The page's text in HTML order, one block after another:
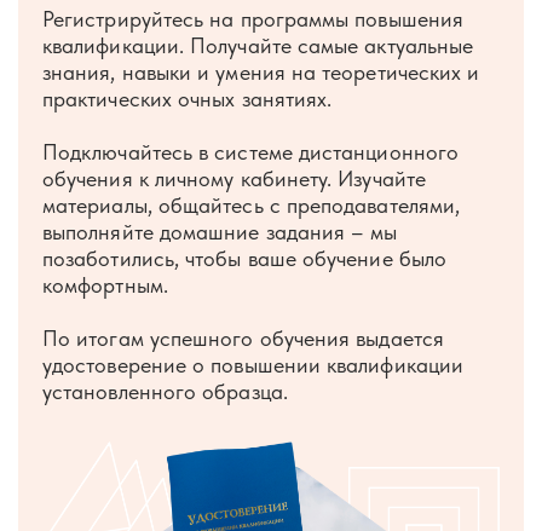
Регистрируйтесь на программы повышения
квалификации. Получайте самые актуальные
знания, навыки и умения на теоретических и
практических очных занятиях.
Подключайтесь в системе дистанционного
обучения к личному кабинету. Изучайте
материалы, общайтесь с преподавателями,
выполняйте домашние задания – мы
позаботились, чтобы ваше обучение было
комфортным.
По итогам успешного обучения выдается
удостоверение о повышении квалификации
установленного образца.